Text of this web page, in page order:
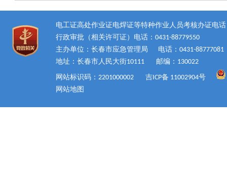
电工证高处作业证电焊证等特种作业人员考核办证电话
行政审批（相关许可证）电话：0431-88779550
主办单位：长春市应急管理局
电话：0431-88777081
地址：长春市人民大街10111
邮编：130022
网站标识码：2201000002
吉ICP备 11002904号
网站地图